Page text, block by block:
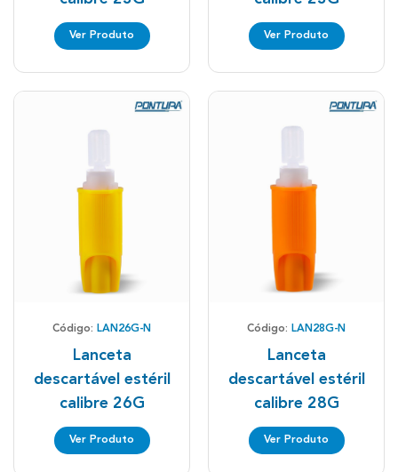
Ver Produto Ver Produto
Código: LAN26G-N
Lanceta
descartável estéril
calibre 26G
Ver Produto
Código: LAN28G-N
Lanceta
descartável estéril
calibre 28G
Ver Produto